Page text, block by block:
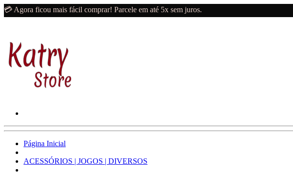
💳 Agora ficou mais fácil comprar! Parcele em até 5x sem juros.
Página Inicial
ACESSÓRIOS | JOGOS | DIVERSOS